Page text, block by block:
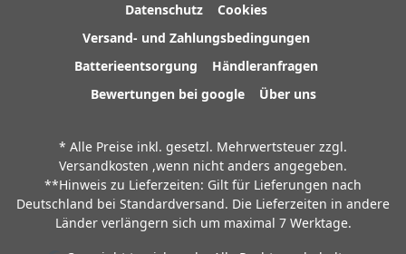
Datenschutz
Cookies
Versand- und Zahlungsbedingungen
Batterieentsorgung
Händleranfragen
Bewertungen bei google
Über uns
* Alle Preise inkl. gesetzl. Mehrwertsteuer zzgl.
Versandkosten ,wenn nicht anders angegeben.
**Hinweis zu Lieferzeiten: Gilt für Lieferungen nach
Deutschland bei Standardversand. Die Lieferzeiten in andere
Länder verlängern sich um maximal 7 Werktage.